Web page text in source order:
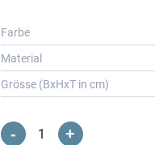
Farbe
Material
Grösse (BxHxT in cm)
-
Trevi
+